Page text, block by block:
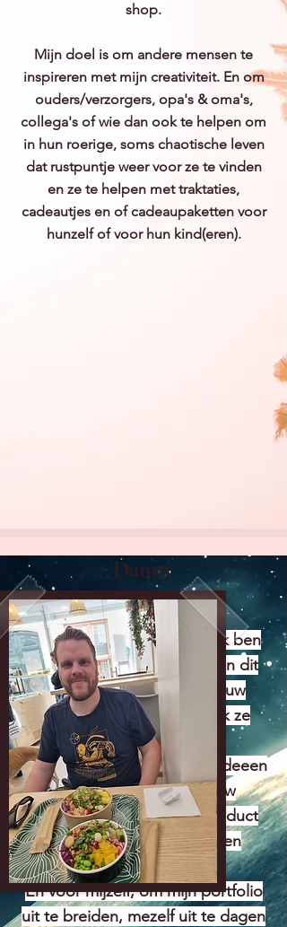
shop.
Mijn doel is om andere mensen te
inspireren met mijn creativiteit. En om
ouders/verzorgers, opa's & oma's,
collega's of wie dan ook te helpen om
in hun roerige, soms chaotische leven
dat rustpuntje weer voor ze te vinden
en ze te helpen met traktaties,
cadeautjes en of cadeaupaketten voor
hunzelf of voor hun kind(eren).
Danny
Ontwerper
hallo, mijn naam is Danny. Ik ben
meer op de achtergrond van dit
bedrijf aanwezig. Mijn vrouw
bedenkt dingen en ik werk ze
graag voor haar uit.
Mijn doel voor dit bedrijf is ideeen
van klanten en mijn vrouw
uitwerken en een goed product
afleveren zodat we mensen
kunnen blijven helpen.
En voor mijzelf, om mijn portfolio
uit te breiden, mezelf uit te dagen